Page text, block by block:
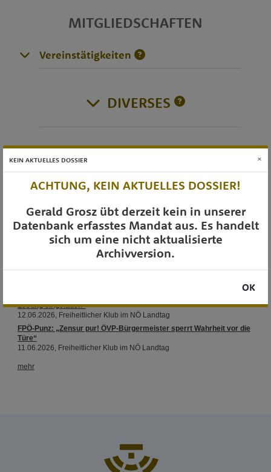
MITGLIEDSCHAFTEN
Vereinstätigkeiten
DIVERSES
OTS-AUSSENDUNGEN
KEIN AKTUELLES DOSSIER ×
ACHTUNG, KEIN AKTUELLES DOSSIER!
Gerald Grosz übt derzeit kein in unserer
Datenbank erfasstes Mandat aus. Es handelt
sich um eine nicht aktualisierte
Archivversion.
OK